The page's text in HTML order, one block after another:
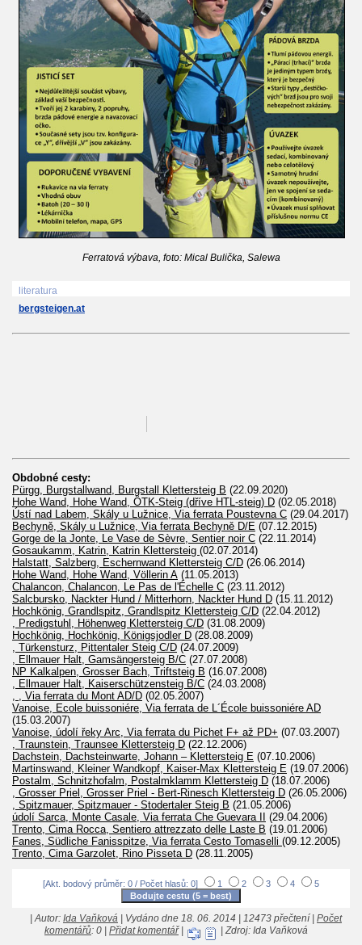
Ferratová výbava, foto: Mical Bulička, Salewa
literatura
bergsteigen.at
Obdobné cesty:
Pürgg, Burgstallwand, Burgstall Klettersteig B (22.09.2020)
Hohe Wand, Hohe Wand, ÖTK-Steig (dříve HTL-steig) D (02.05.2018)
Ústí nad Labem, Skály u Lužnice, Via ferrata Poustevna C (29.04.2017)
Bechyně, Skály u Lužnice, Via ferrata Bechyně D/E (07.12.2015)
Gorge de la Jonte, Le Vase de Sèvre, Sentier noir C (22.11.2014)
Gosaukamm, Katrin, Katrin Klettersteig (02.07.2014)
Halstatt, Salzberg, Eschernwand Klettersteig C/D (26.06.2014)
Hohe Wand, Hohe Wand, Völlerin A (11.05.2013)
Chalancon, Chalancon, Le Pas de l'Échelle C (23.11.2012)
Salcbursko, Nackter Hund / Mitterhorn, Nackter Hund D (15.11.2012)
Hochkönig, Grandlspitz, Grandlspitz Klettersteig C/D (22.04.2012)
, Predigstuhl, Höhenweg Klettersteig C/D (31.08.2009)
Hochkönig, Hochkönig, Königsjodler D (28.08.2009)
, Türkensturz, Pittentaler Steig C/D (24.07.2009)
, Ellmauer Halt, Gamsängersteig B/C (27.07.2008)
NP Kalkalpen, Grosser Bach, Triftsteig B (16.07.2008)
, Ellmauer Halt, Kaiserschützensteig B/C (24.03.2008)
, , Via ferrata du Mont AD/D (02.05.2007)
Vanoise, Ecole buissoniére, Via ferrata de L´École buissoniére AD
(15.03.2007)
Vanoise, údolí řeky Arc, Via ferrata du Pichet F+ až PD+ (07.03.2007)
, Traunstein, Traunsee Klettersteig D (22.12.2006)
Dachstein, Dachsteinwarte, Johann – Klettersteig E (07.10.2006)
Martinswand, Kleiner Wandkopf, Kaiser-Max Klettersteig E (19.07.2006)
Postalm, Schnitzhofalm, Postalmklamm Klettersteig D (18.07.2006)
, Grosser Priel, Grosser Priel - Bert-Rinesch Klettersteig D (26.05.2006)
, Spitzmauer, Spitzmauer - Stodertaler Steig B (21.05.2006)
údolí Sarca, Monte Casale, Via ferrata Che Guevara II
(29.04.2006)
Trento, Cima Rocca, Sentiero attrezzato delle Laste B (19.01.2006)
Fanes, Südliche Fanisspitze, Via ferrata Cesto Tomaselli (09.12.2005)
Trento, Cima Garzolet, Rino Pisseta D (28.11.2005)
[Akt. bodový průměr: 0 / Počet hlasů: 0] 1 2 3 4 5
| Autor: Ida Vaňková | Vydáno dne 18. 06. 2014 | 12473 přečtení | Počet
komentářů: 0 | Přidat komentář| | Zdroj: Ida Vaňková